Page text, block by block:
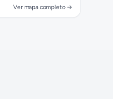
Ver mapa completo →